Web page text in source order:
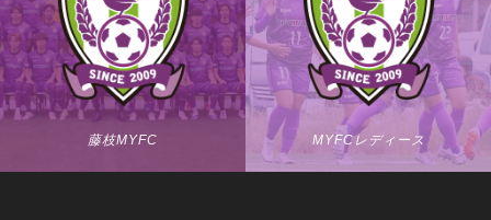
藤枝MYFC MYFCレディース